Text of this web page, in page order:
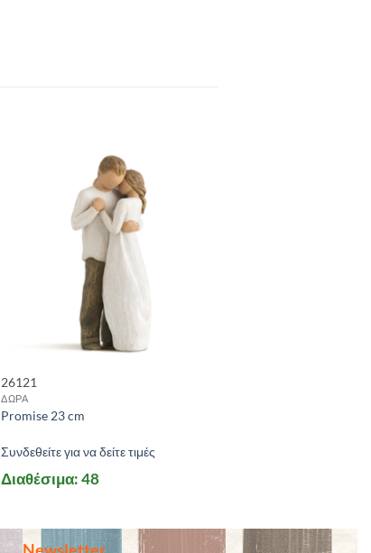
26121
ΔΩΡΑ
Promise 23 cm
Συνδεθείτε για να δείτε τιμές
Διαθέσιμα: 48